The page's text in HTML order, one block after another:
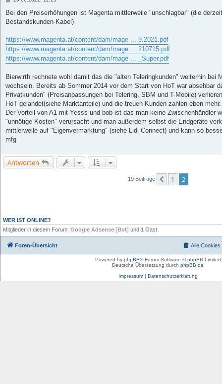
i
r
Bei den Preiserhöhungen ist Magenta mittlerweile "unschlagbar" (die
Bestandskunden-Kabel)
https://www.magenta.at/content/dam/mage ... 9.2021.pdf
https://www.magenta.at/content/dam/mage ... 210715.pdf
https://www.magenta.at/content/dam/mage ... _Super.pdf
Bierwirth rechnete wohl damit das die "alten Teleringkunden" weiterhin bei
wechseln. Bereits ab Sommer 2014 vor dem Start von HoT war absehbar
Privatkunden" (Preisanpassungen bei Telering, SBM und T-Mobile)
HoT gelandet(siehe Marktanteile) und die treuen Kunden zahlen eben mehr.
Der Vorteil von A1 mit Yesss und bob ist das man keine Zwischenhändler
"unnötige Kosten" verursacht und man außerdem selbst die Endgeräte
mittlerweile auf "Eigenvermarktung" (siehe Lidl Connect) und kann so
mfg
Antworten
19 Beiträge Vorherige
1 2
WER IST ONLINE?
Mitglieder in diesem Forum: Google Adsense [Bot] und 1 Gast
Foren-Übersicht Alle Cookies
Powered by phpBB® Forum Software © phpBB Limited
Deutsche Übersetzung durch phpBB.de
Impressum| Datenschutzerklärung